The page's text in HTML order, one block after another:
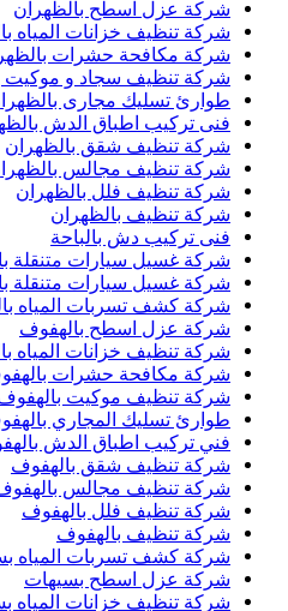
شركة عزل اسطح بالظهران
شركة تنظيف خزانات المياه
شركة مكافحة حشرات
شركة تنظيف سجاد و موكيت
طوارئ تسليك مجارى
فنى تركيب اطباق الدش
شركة تنظيف شقق بالظهران
شركة تنظيف مجالس
شركة تنظيف فلل بالظهران
شركة تنظيف بالظهران
فنى تركيب دش بالباحة
شركة غسيل سيارات متنقلة
شركة غسيل سيارات متنقلة
شركة كشف تسربات المياه
شركة عزل اسطح بالهفوف
شركة تنظيف خزانات المياه
شركة مكافحة حشرات
شركة تنظيف موكيت
طوارئ تسليك المجاري
فني تركيب اطباق الدش
شركة تنظيف شقق بالهفوف
شركة تنظيف مجالس
شركة تنظيف فلل بالهفوف
شركة تنظيف بالهفوف
شركة كشف تسربات المياه
شركة عزل اسطح بسيهات
شركة تنظيف خزانات المياه